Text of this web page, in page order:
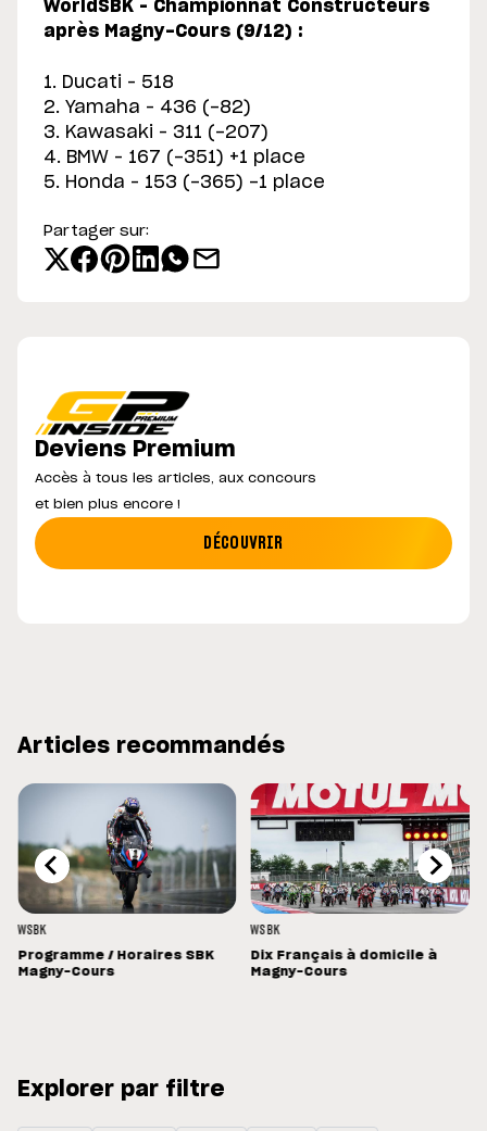
WorldSBK – Championnat Constructeurs
après Magny-Cours (9/12) :
1. Ducati – 518
2. Yamaha – 436 (-82)
3. Kawasaki – 311 (-207)
4. BMW – 167 (-351) +1 place
5. Honda – 153 (-365) -1 place
Partager sur:
Deviens Premium
Accès à tous les articles, aux concours
et bien plus encore !
DÉCOUVRIR
Articles recommandés
WSBK
Programme / Horaires SBK
Magny-Cours
WSBK
Dix Français à domicile à
Magny-Cours
Explorer par filtre